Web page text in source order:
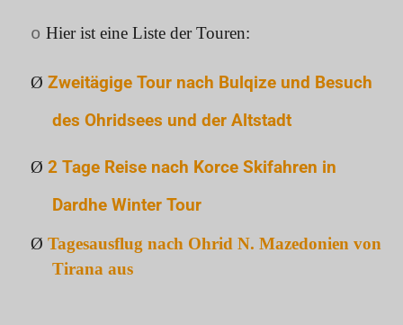
o Hier ist eine Liste der Touren:
Ø Zweitägige Tour nach Bulqize und Besuch
des Ohridsees und der Altstadt
Ø 2 Tage Reise nach Korce Skifahren in
Dardhe Winter Tour
Ø Tagesausflug nach Ohrid N. Mazedonien von
Tirana aus